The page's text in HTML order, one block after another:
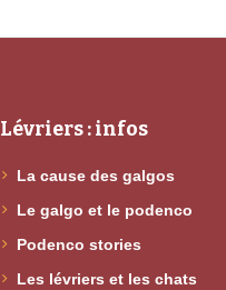
Lévriers : infos
La cause des galgos
Le galgo et le podenco
Podenco stories
Les lévriers et les chats